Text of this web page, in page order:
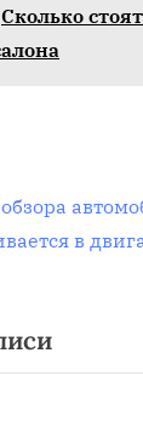
Сколько
в